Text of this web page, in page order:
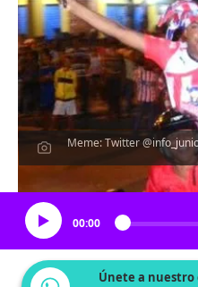
Meme: Twitter
00:00
Únete a nuestro